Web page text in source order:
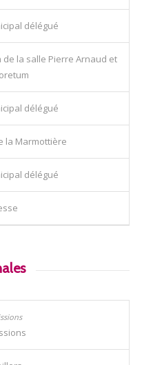
délégué
la salle Pierre Arnaud et
délégué
la Marmottière
délégué